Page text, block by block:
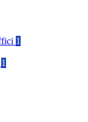
1
1